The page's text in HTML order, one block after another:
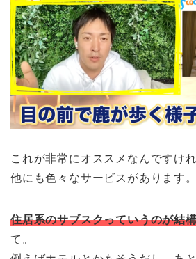
これが非常にオススメなんですけ
他にも色々なサービスがあります。
住居系のサブスクっていうのが結
て。